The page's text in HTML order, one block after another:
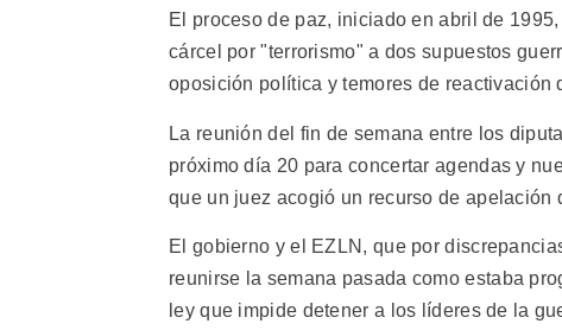
El proceso de paz, iniciado en abril de
cárcel por "terrorismo" a dos supuestos
oposición política y temores de reactivación
La reunión del fin de semana entre los
próximo día 20 para concertar agendas y
que un juez acogió un recurso de
El gobierno y el EZLN, que por
reunirse la semana pasada como estaba
ley que impide detener a los líderes de la